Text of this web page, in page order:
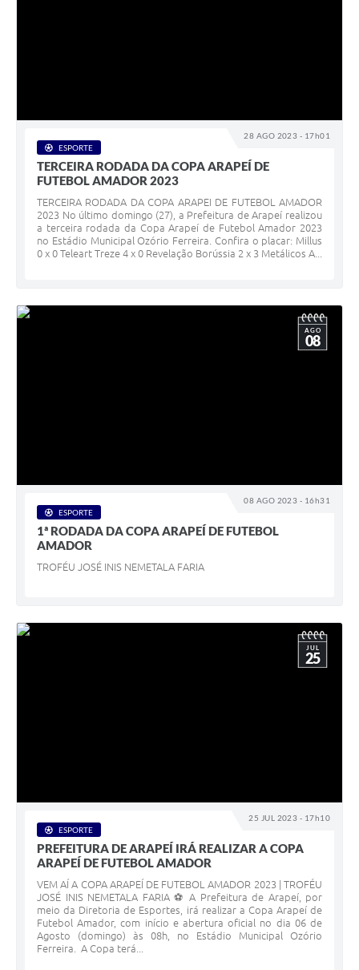
28 AGO 2023 - 17h01
ESPORTE
TERCEIRA RODADA DA COPA ARAPEÍ DE
FUTEBOL AMADOR 2023
TERCEIRA RODADA DA COPA ARAPEI DE FUTEBOL AMADOR
2023 No último domingo (27), a Prefeitura de Arapeí realizou
a terceira rodada da Copa Arapeí de Futebol Amador 2023
no Estádio Municipal Ozório Ferreira. Confira o placar: Millus
0 x 0 Teleart Treze 4 x 0 Revelação Borússia 2 x 3 Metálicos A...
08 AGO 2023 - 16h31
AGO
08
ESPORTE
1ª RODADA DA COPA ARAPEÍ DE FUTEBOL
AMADOR
TROFÉU JOSÉ INIS NEMETALA FARIA
25 JUL 2023 - 17h10
JUL
25
ESPORTE
PREFEITURA DE ARAPEÍ IRÁ REALIZAR A COPA
ARAPEÍ DE FUTEBOL AMADOR
VEM AÍ A COPA ARAPEÍ DE FUTEBOL AMADOR 2023 | TROFÉU
JOSÉ INIS NEMETALA FARIA ⚽ A Prefeitura de Arapeí, por
meio da Diretoria de Esportes, irá realizar a Copa Arapeí de
Futebol Amador, com início e abertura oficial no dia 06 de
Agosto (domingo) às 08h, no Estádio Municipal Ozório
Ferreira. A Copa terá...